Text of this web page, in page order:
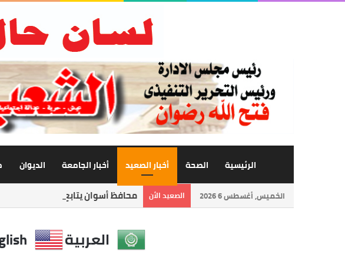
الرئيسية الصحة أخبار الصعيد أخبار الجامعة الديوان
الخميس, أغسطس 6 2026 الصعيد الأن محافظ أسوان يتابع تطوير الإنارة
العربية